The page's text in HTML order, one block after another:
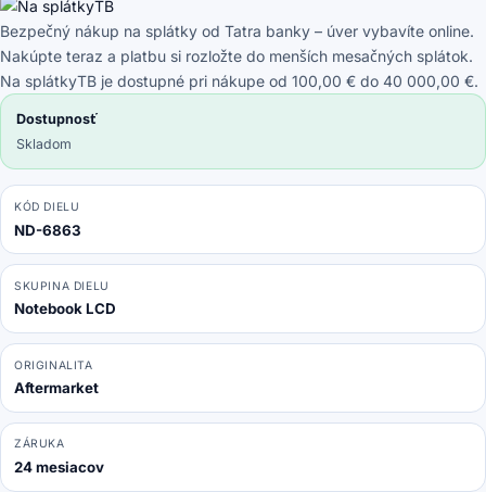
pin
Full
HD
Bez
úchytov
Bezpečný nákup na splátky od Tatra banky – úver vybavíte online.
Nakúpte teraz a platbu si rozložte do menších mesačných splátok.
Na splátkyTB je dostupné pri nákupe od 100,00 € do 40 000,00 €.
Dostupnosť
Skladom
KÓD DIELU
ND-6863
SKUPINA DIELU
Notebook LCD
ORIGINALITA
Aftermarket
ZÁRUKA
24 mesiacov